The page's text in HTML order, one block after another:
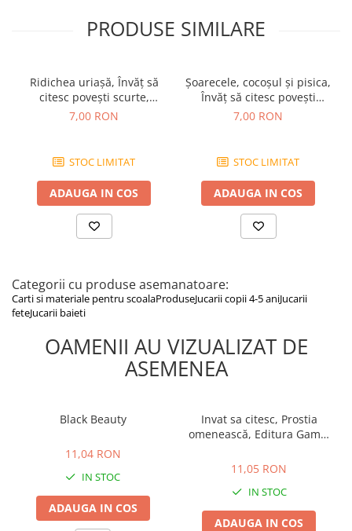
PRODUSE SIMILARE
Ridichea uriașă, Învăț să
citesc povești scurte,
Editura Gama
7,00 RON
STOC LIMITAT
ADAUGA IN COS
Șoarecele, cocoșul și pisica,
Învăț să citesc povești
scurte, Editura Gama
7,00 RON
STOC LIMITAT
ADAUGA IN COS
Categorii cu produse asemanatoare:
Carti si materiale pentru scoalaProduseJucarii copii 4-5 aniJucarii
feteJucarii baieti
OAMENII AU VIZUALIZAT DE
ASEMENEA
Black Beauty
11,04 RON
IN STOC
ADAUGA IN COS
Invat sa citesc, Prostia
omenească, Editura Gama,
11,05 RON
IN STOC
ADAUGA IN COS